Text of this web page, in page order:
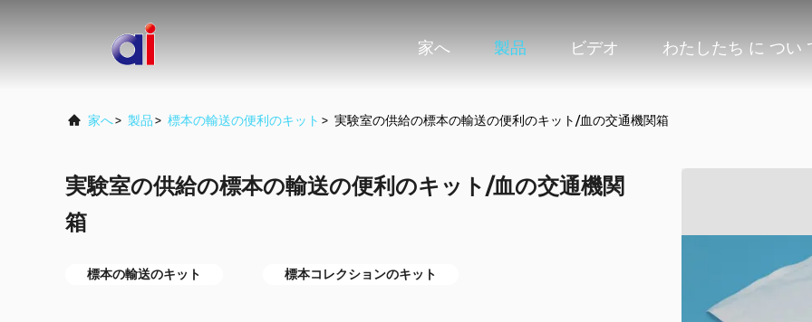
家へ 製品 ビデオ わたしたち に つい
家へ> 製品> 標本の輸送の便利のキット > 実験室の供給の標本の輸送の便利のキット/血の交通機関箱
実験室の供給の標本の輸送の便利のキット/血の交通機関
箱
標本の輸送のキット 標本コレクションのキット